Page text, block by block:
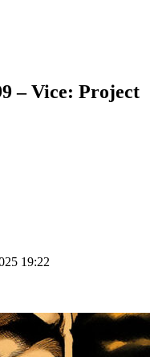
– Vice: Project
19:22